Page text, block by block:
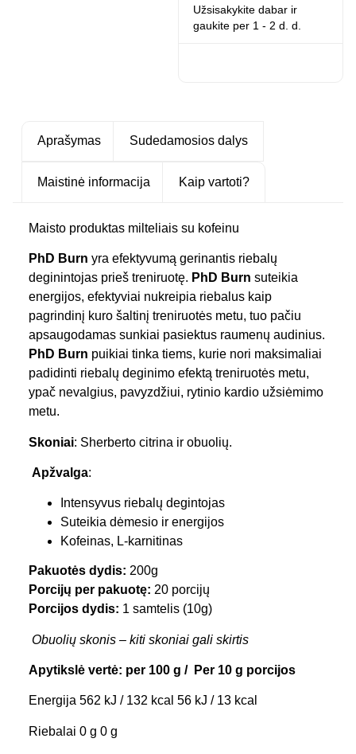
Užsisakykite dabar ir
gaukite per 1 - 2 d. d.
Aprašymas Sudedamosios dalys
Maistinė informacija Kaip vartoti?
Maisto produktas milteliais su kofeinu
PhD Burn yra efektyvumą gerinantis riebalų
deginintojas prieš treniruotę. PhD Burn suteikia
energijos, efektyviai nukreipia riebalus kaip
pagrindinį kuro šaltinį treniruotės metu, tuo pačiu
apsaugodamas sunkiai pasiektus raumenų audinius.
PhD Burn puikiai tinka tiems, kurie nori maksimaliai
padidinti riebalų deginimo efektą treniruotės metu,
ypač nevalgius, pavyzdžiui, rytinio kardio užsiėmimo
metu.
Skoniai: Sherberto citrina ir obuolių.
Apžvalga:
Intensyvus riebalų degintojas
Suteikia dėmesio ir energijos
Kofeinas, L-karnitinas
Pakuotės dydis: 200g
Porcijų per pakuotę: 20 porcijų
Porcijos dydis: 1 samtelis (10g)
Obuolių skonis – kiti skoniai gali skirtis
Apytikslė vertė: per 100 g / Per 10 g porcijos
Energija 562 kJ / 132 kcal 56 kJ / 13 kcal
Riebalai 0 g 0 g